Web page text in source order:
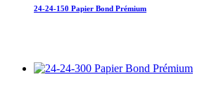
24-24-150 Papier Bond Prémium